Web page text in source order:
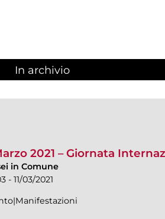
In archivio
2021 – Giornata
in Comune
- 11/03/2021